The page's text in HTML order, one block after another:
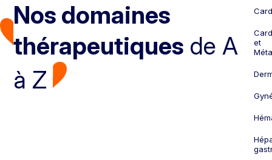
Nos domaines
thérapeutiques de A
à Z
et